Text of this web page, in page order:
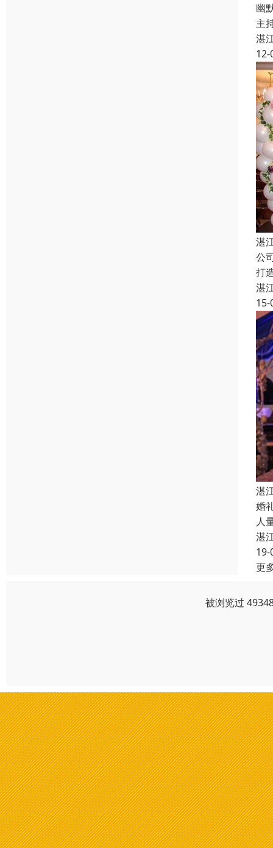
幽
主
湛
12-
湛
公
打
湛
15-
湛
婚
人
湛
19-
更
被浏览过